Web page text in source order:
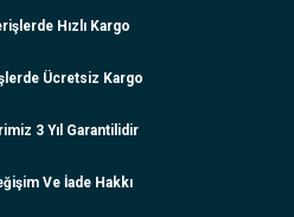
Hızlı Kargo
Ücretsiz Kargo
3 Yıl Garantilidir
Ve İade Hakkı